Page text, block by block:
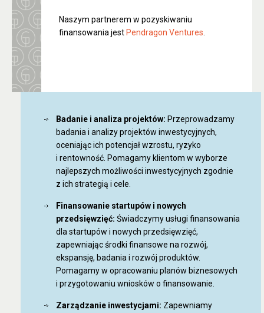
Naszym partnerem w pozyskiwaniu
finansowania jest Pendragon Ventures
Badanie i analiza projektów: Przeprowadzamy
badania i analizy projektów inwestycyjnych,
oceniając ich potencjał wzrostu, ryzyko
i rentowność. Pomagamy klientom w wyborze
najlepszych możliwości inwestycyjnych zgodnie
z ich strategią i cele.
Finansowanie startupów i nowych
przedsięwzięć: Świadczymy usługi finansowania
dla startupów i nowych przedsięwzięć,
zapewniając środki finansowe na rozwój,
ekspansję, badania i rozwój produktów.
Pomagamy w opracowaniu planów biznesowych
i przygotowaniu wniosków o finansowanie.
Zarządzanie inwestycjami: Zapewniamy